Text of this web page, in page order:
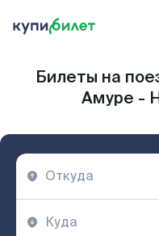
Билеты на
Амуре -